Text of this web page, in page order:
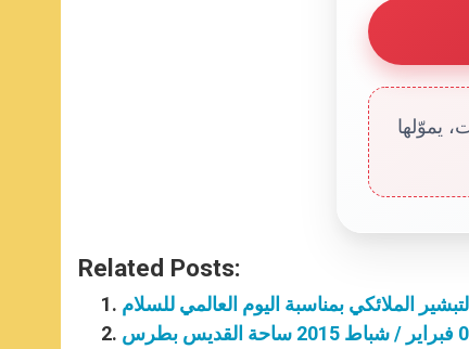
يموّلها
Related Posts:
الملائكي بمناسبة اليوم العالمي للسلام